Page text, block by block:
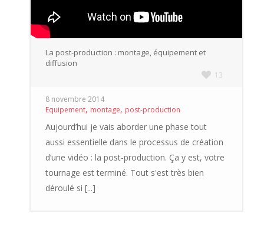
La post-production : montage, équipement et
diffusion
13
8 novembre 2014
Equipement, montage, post-production
Aujourd’hui je vais aborder une phase tout
aussi essentielle dans le processus de création
d’une vidéo : la post-production. Ça y est, votre
tournage est terminé. Tout s'est très bien
déroulé si [...]